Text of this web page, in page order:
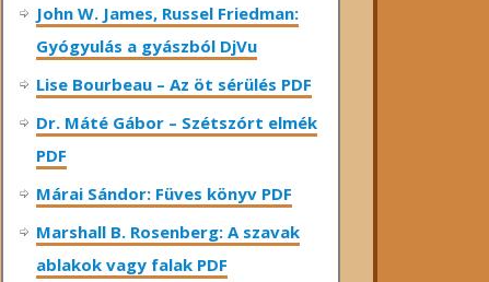
John W. James, Russel Friedman:
Gyógyulás a gyászból DjVu
Lise Bourbeau – Az öt sérülés PDF
Dr. Máté Gábor – Szétszórt elmék
PDF
Márai Sándor: Füves könyv PDF
Marshall B. Rosenberg: A szavak
ablakok vagy falak PDF